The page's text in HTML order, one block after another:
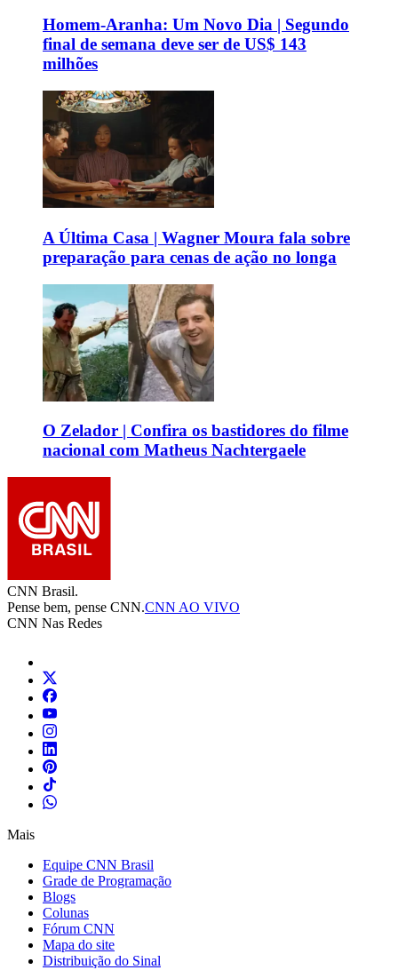
Homem-Aranha: Um Novo Dia | Segundo
final de semana deve ser de US$ 143
milhões
A Última Casa | Wagner Moura fala sobre
preparação para cenas de ação no longa
O Zelador | Confira os bastidores do filme
nacional com Matheus Nachtergaele
CNN Brasil.
Pense bem, pense CNN.CNN AO VIVO
CNN Nas Redes
Mais
Equipe CNN Brasil
Grade de Programação
Blogs
Colunas
Fórum CNN
Mapa do site
Distribuição do Sinal